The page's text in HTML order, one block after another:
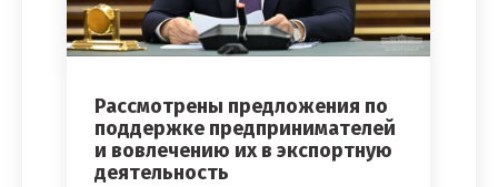
Рассмотрены предложения по
поддержке предпринимателей
и вовлечению их в экспортную
деятельность